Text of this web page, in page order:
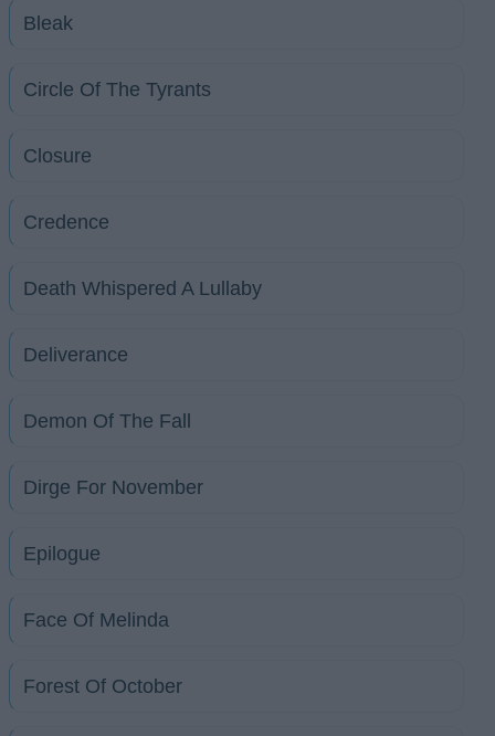
Bleak
Circle Of The Tyrants
Closure
Credence
Death Whispered A Lullaby
Deliverance
Demon Of The Fall
Dirge For November
Epilogue
Face Of Melinda
Forest Of October